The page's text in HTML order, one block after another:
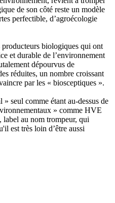
de son côté reste un modèle
perfectible, d’agroécologie
producteurs biologiques qui ont
et durable de l’environnement
dépourvus de
réduites, un nombre croissant
par les « biosceptiques ».
seul comme étant au-dessus de
» comme HVE
au nom trompeur, qui
est très loin d’être aussi